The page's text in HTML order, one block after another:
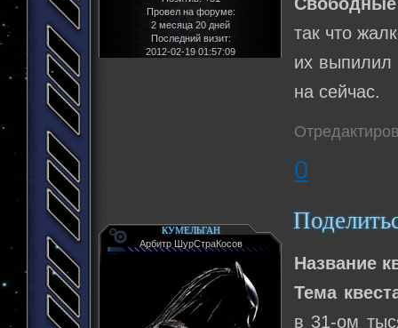
Провел на форуме:
2 месяца 20 дней
Последний визит:
2012-02-19 01:57:09
так что
их
на сейчас.
0
КУМЕЛЬГАН
Арбитр ШурСтраКосов
Название
Тема
в 31-ом